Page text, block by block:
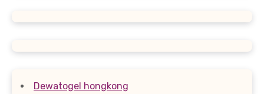
Dewatogel hongkong